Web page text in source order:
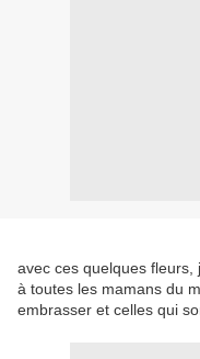
avec ces quelques
à toutes les mamans du
embrasser et celles qui